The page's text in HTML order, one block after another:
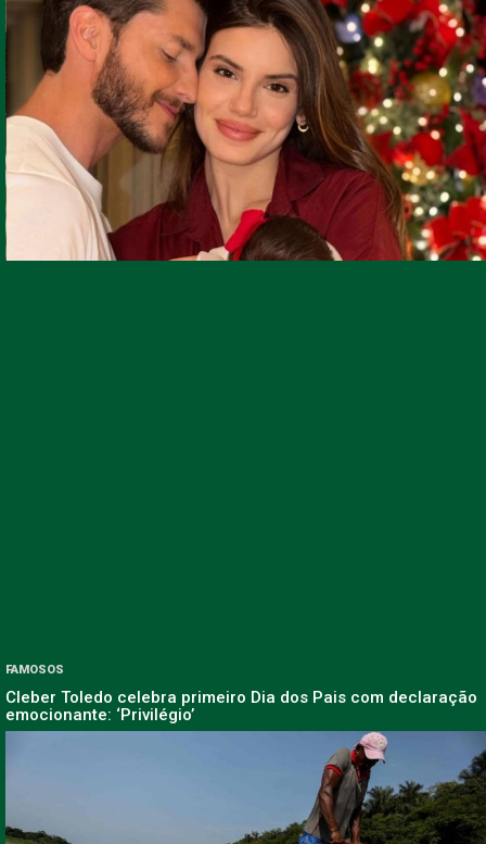
FAMOSOS
Cleber Toledo celebra primeiro Dia dos Pais com declaração
emocionante: ‘Privilégio’